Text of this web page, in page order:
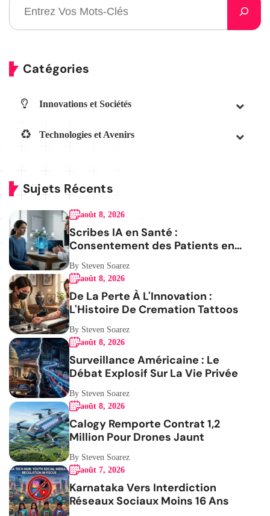
Catégories
Innovations et Sociétés
Technologies et Avenirs
Sujets Récents
août 8, 2026
Scribes IA en Santé :
Consentement des Patients en
By Steven Soarez
août 8, 2026
De La Perte À L'Innovation :
L'Histoire De Cremation Tattoos
By Steven Soarez
août 8, 2026
Surveillance Américaine : Le
Débat Explosif Sur La Vie Privée
By Steven Soarez
août 8, 2026
Calogy Remporte Contrat 1,2
Million Pour Drones Jaunt
By Steven Soarez
août 7, 2026
Karnataka Vers Interdiction
Réseaux Sociaux Moins 16 Ans